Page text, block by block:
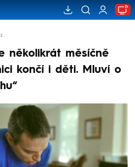
několikrát měsíčně
končí i děti. Mluví o